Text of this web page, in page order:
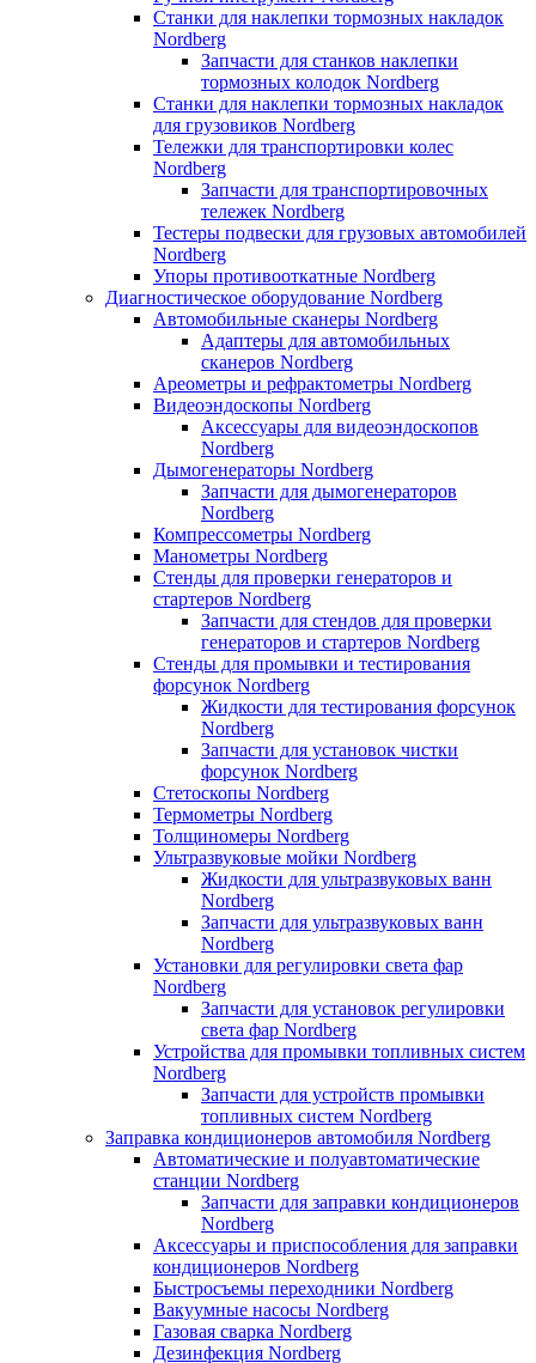
Станки для наклепки тормозных накладок
Nordberg
Запчасти для станков наклепки
тормозных колодок Nordberg
Станки для наклепки тормозных накладок
для грузовиков Nordberg
Тележки для транспортировки колес
Nordberg
Запчасти для транспортировочных
тележек Nordberg
Тестеры подвески для грузовых автомобилей
Nordberg
Упоры противооткатные Nordberg
Диагностическое оборудование Nordberg
Автомобильные сканеры Nordberg
Адаптеры для автомобильных
сканеров Nordberg
Ареометры и рефрактометры Nordberg
Видеоэндоскопы Nordberg
Аксессуары для видеоэндоскопов
Nordberg
Дымогенераторы Nordberg
Запчасти для дымогенераторов
Nordberg
Компрессометры Nordberg
Манометры Nordberg
Стенды для проверки генераторов и
стартеров Nordberg
Запчасти для стендов для проверки
генераторов и стартеров Nordberg
Стенды для промывки и тестирования
форсунок Nordberg
Жидкости для тестирования форсунок
Nordberg
Запчасти для установок чистки
форсунок Nordberg
Стетоскопы Nordberg
Термометры Nordberg
Толщиномеры Nordberg
Ультразвуковые мойки Nordberg
Жидкости для ультразвуковых ванн
Nordberg
Запчасти для ультразвуковых ванн
Nordberg
Установки для регулировки света фар
Nordberg
Запчасти для установок регулировки
света фар Nordberg
Устройства для промывки топливных систем
Nordberg
Запчасти для устройств промывки
топливных систем Nordberg
Заправка кондиционеров автомобиля Nordberg
Автоматические и полуавтоматические
станции Nordberg
Запчасти для заправки кондиционеров
Nordberg
Аксессуары и приспособления для заправки
кондиционеров Nordberg
Быстросъемы переходники Nordberg
Вакуумные насосы Nordberg
Газовая сварка Nordberg
Дезинфекция Nordberg